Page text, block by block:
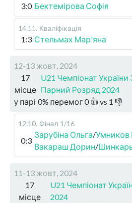
3:0 Бектемірова Софія
14.11 . Кваліфікація
1:3 Стельмах Мар'яна
12-13 жовт, 2024
17
місце
U21 Чемпіонат
Парний Розряд 2024
у парі 0% перемог0👍 vs 1 👎
12.10. Фінал 1/16
0:3
Зарубіна Ольга/Умников
Вакараш Дорин/
11-13 жовт, 2024
17
місце
U21 Чемпіонат
2024